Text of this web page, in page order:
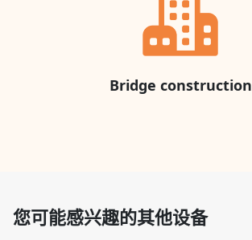
Bridge construction
您可能感兴趣的其他设备